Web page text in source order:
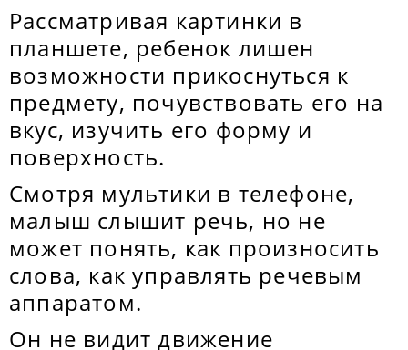
Рассматривая картинки в
планшете, ребенок лишен
возможности прикоснуться к
предмету, почувствовать его на
вкус, изучить его форму и
поверхность.
Смотря мультики в телефоне,
малыш слышит речь, но не
может понять, как произносить
слова, как управлять речевым
аппаратом.
Он не видит движение